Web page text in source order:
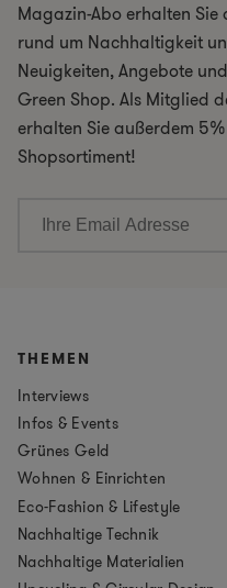
Magazin-Abo erhalten
rund um Nachhaltigkeit
Neuigkeiten, Angebote
Green Shop. Als Mitglied
erhalten Sie außerdem
Shopsortiment!
THEMEN
Interviews
Infos & Events
Grünes Geld
Wohnen & Einrichten
Eco-Fashion & Lifestyle
Nachhaltige Technik
Nachhaltige Materialien